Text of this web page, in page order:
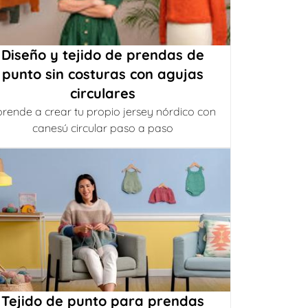
Diseño y tejido de prendas de
punto sin costuras con agujas
circulares
a crear tu propio jersey nórdico con
canesú circular paso a paso
Tejido de punto para prendas